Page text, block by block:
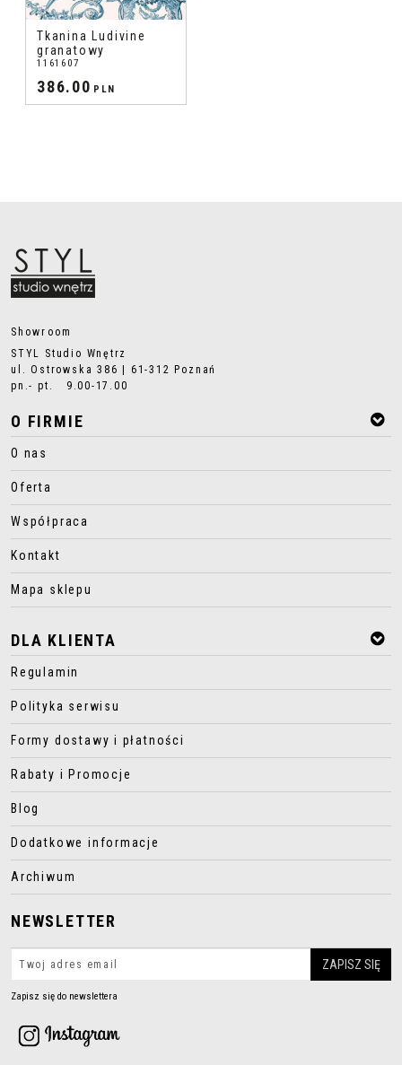
Tkanina Ludivine
granatowy
1161607
386.00 PLN
Showroom
STYL Studio Wnętrz
ul. Ostrowska 386 | 61-312 Poznań
pn.- pt. 9.00-17.00
O FIRMIE
O nas
Oferta
Współpraca
Kontakt
Mapa sklepu
DLA KLIENTA
Regulamin
Polityka serwisu
Formy dostawy i płatności
Rabaty i Promocje
Blog
Dodatkowe informacje
Archiwum
NEWSLETTER
Zapisz się do newslettera